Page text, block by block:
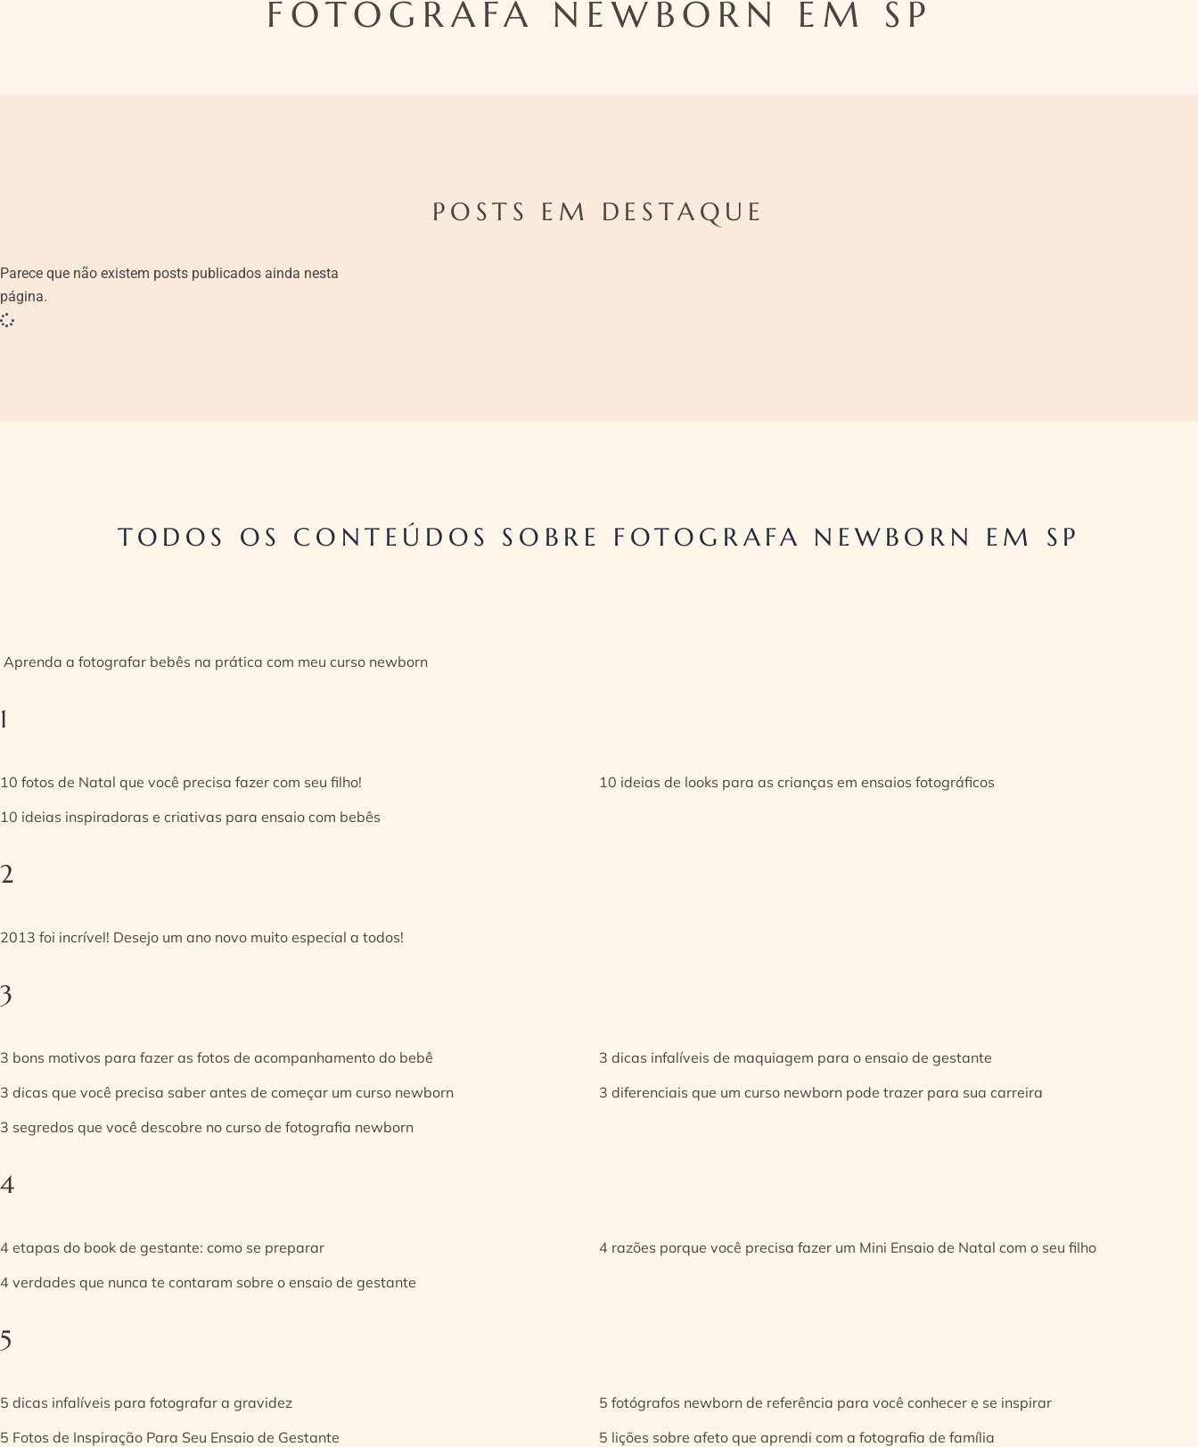
FOTOGRAFA NEWBORN EM SP
POSTS EM DESTAQUE
Parece que não existem posts publicados ainda nesta
página.
TODOS OS CONTEÚDOS SOBRE FOTOGRAFA NEWBORN EM SP
Aprenda a fotografar bebês na prática com meu curso newborn
1
10 fotos de Natal que você precisa fazer com seu filho!
10 ideias de looks para as crianças em ensaios fotográficos
10 ideias inspiradoras e criativas para ensaio com bebês
2
2013 foi incrível! Desejo um ano novo muito especial a todos!
3
3 bons motivos para fazer as fotos de acompanhamento do bebê
3 dicas infalíveis de maquiagem para o ensaio de gestante
3 dicas que você precisa saber antes de começar um curso newborn
3 diferenciais que um curso newborn pode trazer para sua carreira
3 segredos que você descobre no curso de fotografia newborn
4
4 etapas do book de gestante: como se preparar
4 razões porque você precisa fazer um Mini Ensaio de Natal com o seu filho
4 verdades que nunca te contaram sobre o ensaio de gestante
5
5 dicas infalíveis para fotografar a gravidez
5 fotógrafos newborn de referência para você conhecer e se inspirar
5 Fotos de Inspiração Para Seu Ensaio de Gestante
5 lições sobre afeto que aprendi com a fotografia de família